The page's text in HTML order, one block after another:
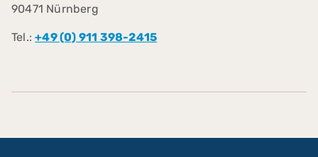
90471 Nürnberg
Tel.:+49 (0) 911 398-2415